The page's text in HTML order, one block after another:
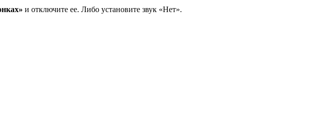
и отключите ее. Либо установите звук «Нет».